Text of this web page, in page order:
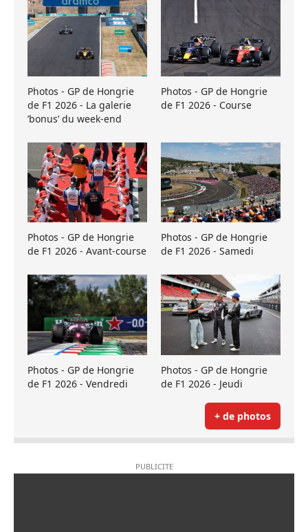
Photos - GP de Hongrie
de F1 2026 - La galerie
’bonus’ du week-end
Photos - GP de Hongrie
de F1 2026 - Course
Photos - GP de Hongrie
de F1 2026 - Avant-course
Photos - GP de Hongrie
de F1 2026 - Samedi
Photos - GP de Hongrie
de F1 2026 - Vendredi
Photos - GP de Hongrie
de F1 2026 - Jeudi
+ de photos